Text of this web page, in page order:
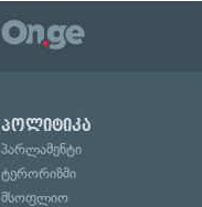
პოლიტიკა
პარლამენტი
ტერორიზმი
მსოფლიო